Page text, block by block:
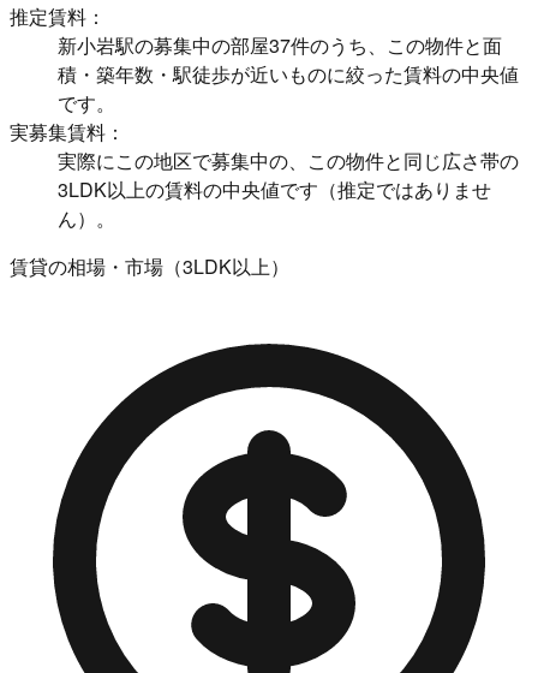
推定賃料：
新小岩駅の募集中の部屋37件のうち、この物件と面
積・築年数・駅徒歩が近いものに絞った賃料の中央値
です。
実募集賃料：
実際にこの地区で募集中の、この物件と同じ広さ帯の
3LDK以上の賃料の中央値です（推定ではありませ
ん）。
賃貸の相場・市場（3LDK以上）